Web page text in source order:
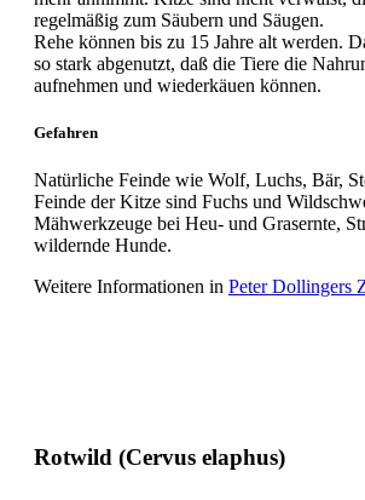
regelmäßig zum Säubern und Säugen.
Rehe können bis zu 15 Jahre alt werden.
so stark abgenutzt, daß die Tiere die
aufnehmen und wiederkäuen können.
Gefahren
Natürliche Feinde wie Wolf, Luchs, Bär,
Feinde der Kitze sind Fuchs und
Mähwerkzeuge bei Heu- und Grasernte,
wildernde Hunde.
Weitere Informationen in Peter Dollingers
Rotwild (Cervus elaphus)